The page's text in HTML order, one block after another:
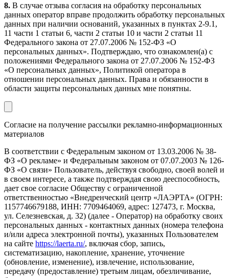
8. В случае отзыва согласия на обработку персональных
данных оператор вправе продолжить обработку персональных
данных при наличии оснований, указанных в пунктах 2-9.1,
11 части 1 статьи 6, части 2 статьи 10 и части 2 статьи 11
Федерального закона от 27.07.2006 № 152-ФЗ «О
персональных данных». Подтверждаю, что ознакомлен(а) с
положениями Федерального закона от 27.07.2006 № 152-ФЗ
«О персональных данных», Политикой оператора в
отношении персональных данных. Права и обязанности в
области защиты персональных данных мне понятны.
Согласие на получение рассылки рекламно-информационных
материалов
В соответствии с Федеральным законом от 13.03.2006 № 38-
ФЗ «О рекламе» и Федеральным законом от 07.07.2003 № 126-
ФЗ «О связи» Пользователь, действуя свободно, своей волей и
в своем интересе, а также подтверждая свою дееспособность,
дает свое согласие Обществу с ограниченной
ответственностью «Внедренческий центр «ЛАЭРТА» (ОГРН:
1157746679188, ИНН: 7709464069, адрес: 127473, г. Москва,
ул. Селезневская, д. 32) (далее - Оператор) на обработку своих
персональных данных - контактных данных (номера телефона
и/или адреса электронной почты), указанных Пользователем
на сайте https://laerta.ru/, включая сбор, запись,
систематизацию, накопление, хранение, уточнение
(обновление, изменение), извлечение, использование,
передачу (предоставление) третьим лицам, обезличивание,